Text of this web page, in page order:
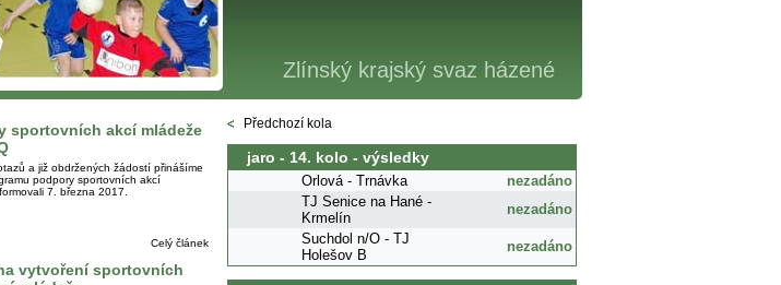
Zlínský krajský svaz házené
sportovních akcí mládeže
a již obdržených žádostí přinášíme
podpory sportovních akcí
7. března 2017.
Celý článek
vytvoření sportovních
Předchozí kola
jaro - 14. kolo - výsledky
Orlová - Trnávka
nezadáno
TJ Senice na Hané -
Krmelín
nezadáno
Suchdol n/O - TJ
Holešov B
nezadáno